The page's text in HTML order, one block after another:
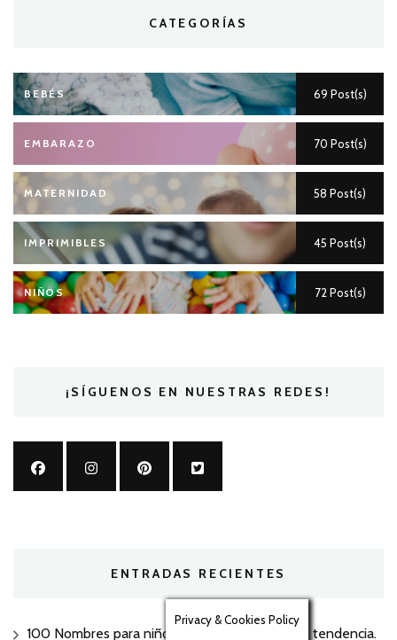
CATEGORÍAS
BEBÉS 69 Post(s)
EMBARAZO 70 Post(s)
MATERNIDAD 58 Post(s)
IMPRIMIBLES 45 Post(s)
NIÑOS 72 Post(s)
¡SÍGUENOS EN NUESTRAS REDES!
ENTRADAS RECIENTES
100 Nombres para niño en 2026, bonitos y en tendencia.
Privacy & Cookies Policy